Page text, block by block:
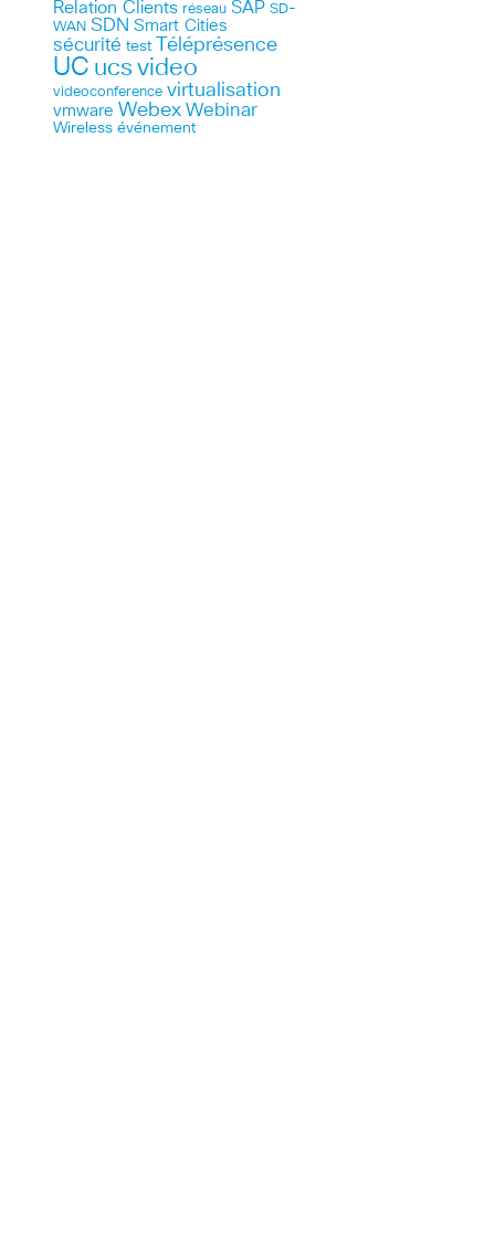
Relation Clients réseau SAP SD-
WAN SDN Smart Cities
sécurité test Téléprésence
UC ucs video
videoconference virtualisation
vmware Webex Webinar
Wireless événement